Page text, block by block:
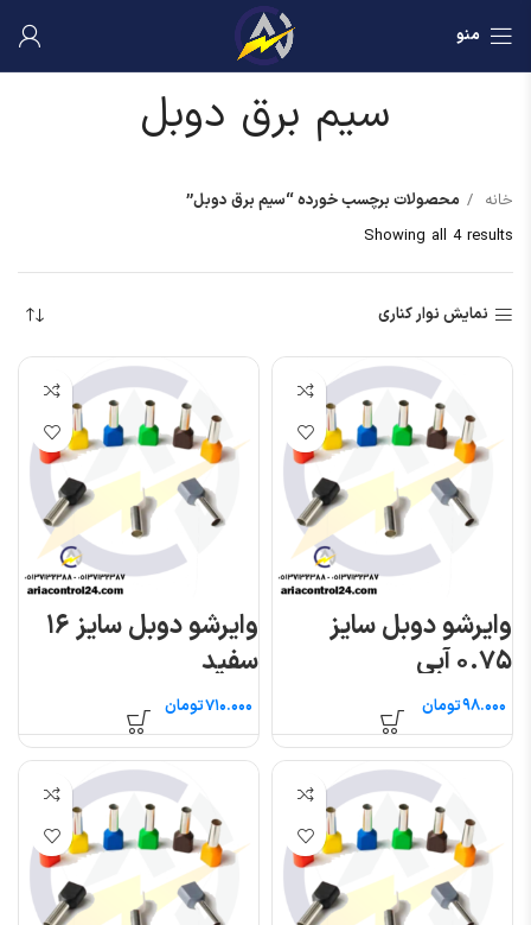
منو
سیم برق دوبل
خانه
محصولات برچسب خورده “سیم برق دوبل”
Showing all 4 results
نمایش نوار کناری
وایرشو دوبل سایز
۰.۷۵ آبی
تومان
وایرشو دوبل سایز ۱۶
سفید
تومان